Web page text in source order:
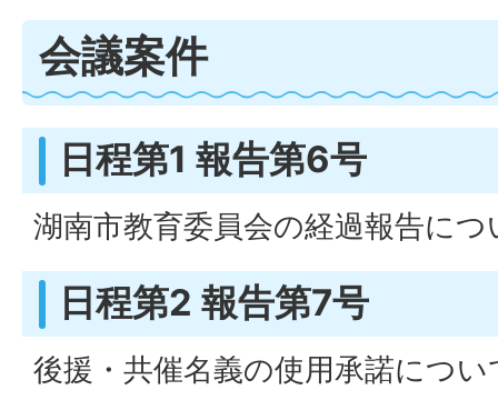
会議案件
日程第1 報告第6号
湖南市教育委員会の経過報告につ
日程第2 報告第7号
後援・共催名義の使用承諾につい